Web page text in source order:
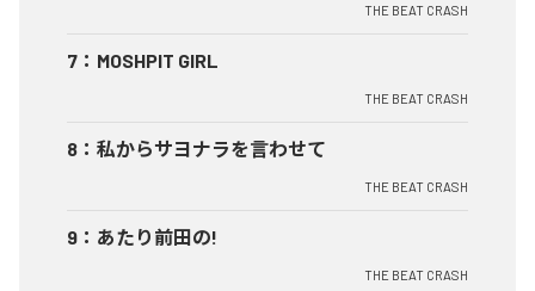
THE BEAT CRASH
7 ： MOSHPIT GIRL
THE BEAT CRASH
8 ： 私からサヨナラを言わせて
THE BEAT CRASH
9 ： あたり前田の!
THE BEAT CRASH